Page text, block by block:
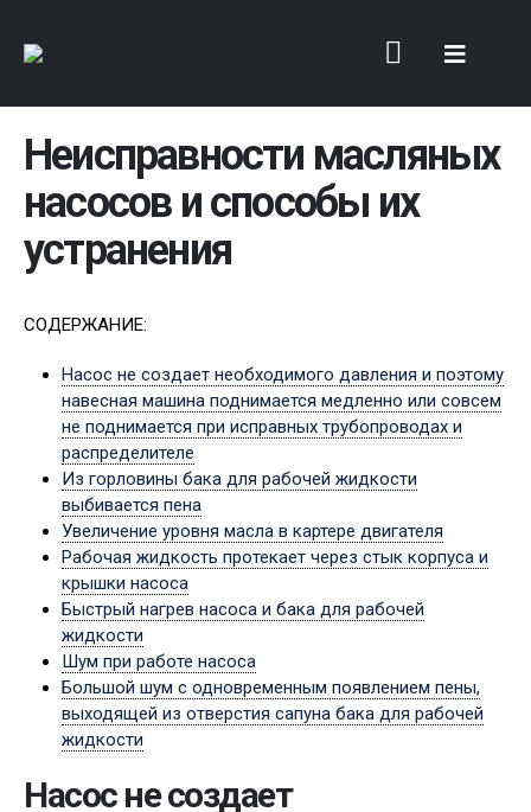
Неисправности масляных
насосов и способы их
устранения
СОДЕРЖАНИЕ:
Насос не создает необходимого давления и поэтому
навесная машина поднимается медленно или совсем
не поднимается при исправных трубопроводах и
распределителе
Из горловины бака для рабочей жидкости
выбивается пена
Увеличение уровня масла в картере двигателя
Рабочая жидкость протекает через стык корпуса и
крышки насоса
Быстрый нагрев насоса и бака для рабочей
жидкости
Шум при работе насоса
Большой шум с одновременным появлением пены,
выходящей из отверстия сапуна бака для рабочей
жидкости
Насос не создает